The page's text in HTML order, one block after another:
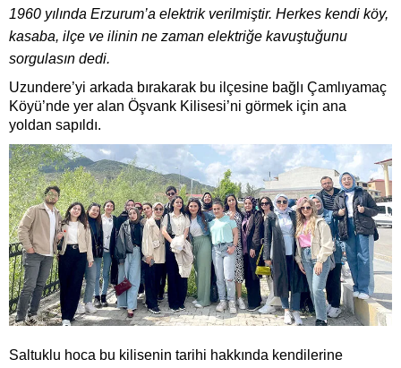
1960 yılında Erzurum’a elektrik verilmiştir. Herkes kendi köy,
kasaba, ilçe ve ilinin ne zaman elektriğe kavuştuğunu
sorgulasın dedi.
Uzundere’yi arkada bırakarak bu ilçesine bağlı Çamlıyamaç
Köyü’nde yer alan Öşvank Kilisesi’ni görmek için ana
yoldan sapıldı.
Saltuklu hoca bu kilisenin tarihi hakkında kendilerine